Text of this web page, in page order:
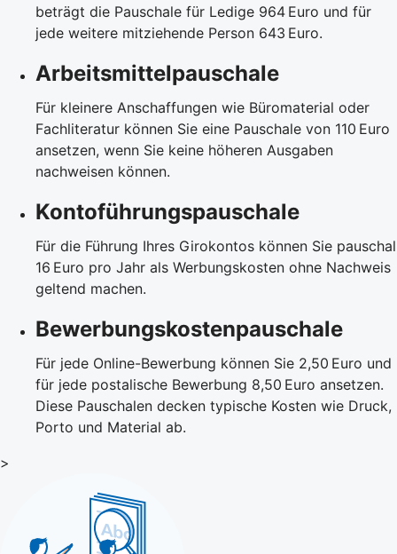
beträgt die Pauschale für Ledige 964 Euro und für
jede weitere mitziehende Person 643 Euro.
Arbeitsmittelpauschale
Für kleinere Anschaffungen wie Büromaterial oder
Fachliteratur können Sie eine Pauschale von 110 Euro
ansetzen, wenn Sie keine höheren Ausgaben
nachweisen können.
Kontoführungspauschale
Für die Führung Ihres Girokontos können Sie pauschal
16 Euro pro Jahr als Werbungskosten ohne Nachweis
geltend machen.
Bewerbungskostenpauschale
Für jede Online-Bewerbung können Sie 2,50 Euro und
für jede postalische Bewerbung 8,50 Euro ansetzen.
Diese Pauschalen decken typische Kosten wie Druck,
Porto und Material ab.
>